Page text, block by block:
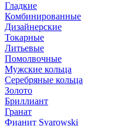
Гладкие
Комбинированные
Дизайнерские
Токарные
Литьевые
Помолвочные
Мужские кольца
Серебряные кольца
Золото
Бриллиант
Гранат
Фианит Svarowski